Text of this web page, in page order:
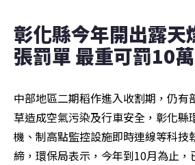
彰化縣今年開出露天
張罰單 最重可罰10
中部地區二期稻作進入收割期，仍有
草造成空氣污染及行車安全，彰化縣
機、制高點監控設施即時連線等科技
締，環保局表示，今年到10月為止